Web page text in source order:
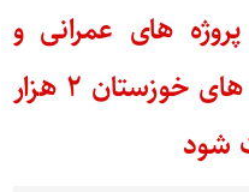
های عمرانی و
پرداخت حقوق کارکنان شهرداری و دهیاری های خوزستان ۲ هزار
شود